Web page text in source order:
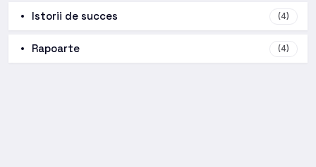
Istorii de succes (4)
Rapoarte (4)